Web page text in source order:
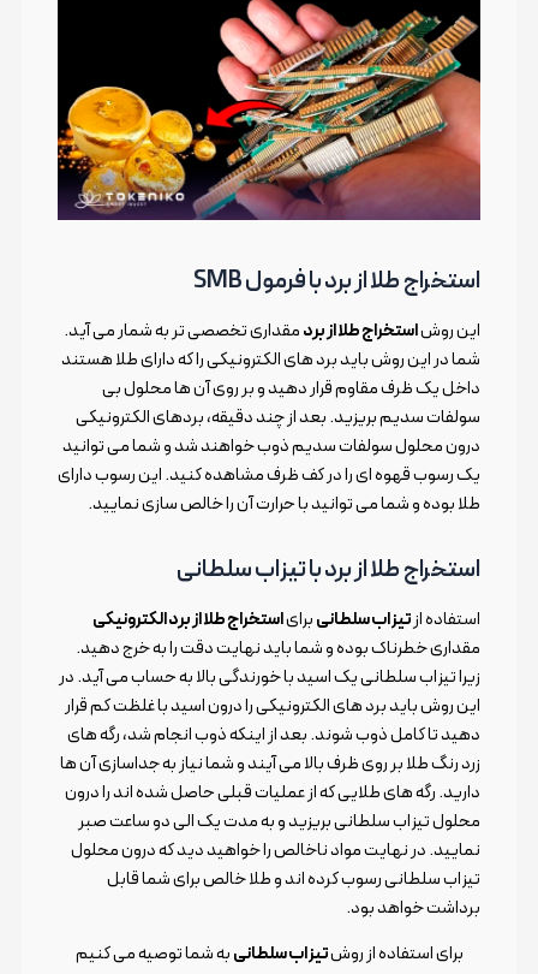
استخراج طلا از برد با فرمول SMB
این روشاستخراج طلا از بردمقداری تخصصی تر به شمار می آید.
شما در این روش باید برد های الکترونیکی را که دارای طلا هستند
داخل یک ظرف مقاوم قرار دهید و بر روی آن ها محلول بی
سولفات سدیم بریزید. بعد از چند دقیقه، بردهای الکترونیکی
درون محلول سولفات سدیم ذوب خواهند شد و شما می توانید
یک رسوب قهوه ای را در کف ظرف مشاهده کنید. این رسوب دارای
طلا بوده و شما می توانید با حرارت آن را خالص سازی نمایید.
استخراج طلا از برد با تیزاب سلطانی
استفاده ازتیزاب سلطانیبرایاستخراج طلا از برد الکترونیکی
مقداری خطرناک بوده و شما باید نهایت دقت را به خرج دهید.
زیرا تیزاب سلطانی یک اسید با خورندگی بالا به حساب می آید. در
این روش باید برد های الکترونیکی را درون اسید با غلظت کم قرار
دهید تا کامل ذوب شوند. بعد از اینکه ذوب انجام شد، رگه های
زرد رنگ طلا بر روی ظرف بالا می آیند و شما نیاز به جداسازی آن ها
دارید. رگه های طلایی که از عملیات قبلی حاصل شده اند را درون
محلول تیزاب سلطانی بریزید و به مدت یک الی دو ساعت صبر
نمایید. در نهایت مواد ناخالص را خواهید دید که درون محلول
تیزاب سلطانی رسوب کرده اند و طلا خالص برای شما قابل
برداشت خواهد بود.
برای استفاده از روشتیزاب سلطانیبه شما توصیه می کنیم